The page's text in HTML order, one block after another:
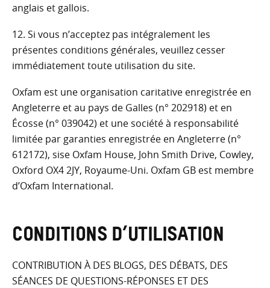
anglais et gallois.
12. Si vous n’acceptez pas intégralement les
présentes conditions générales, veuillez cesser
immédiatement toute utilisation du site.
Oxfam est une organisation caritative enregistrée en
Angleterre et au pays de Galles (n° 202918) et en
Écosse (n° 039042) et une société à responsabilité
limitée par garanties enregistrée en Angleterre (n°
612172), sise Oxfam House, John Smith Drive, Cowley,
Oxford OX4 2JY, Royaume-Uni. Oxfam GB est membre
d’Oxfam International.
CONDITIONS D’UTILISATION
CONTRIBUTION À DES BLOGS, DES DÉBATS, DES
SÉANCES DE QUESTIONS-RÉPONSES ET DES